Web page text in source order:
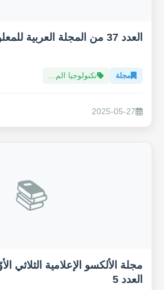
العدد 37 من المجلة العربية للمعلومات
مجلة تكنولوجيا الم...
2025-05-27
📚
العدد 5